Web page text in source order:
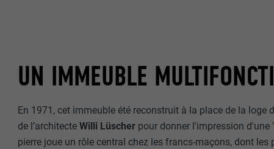
UN IMMEUBLE
En 1971, cet immeuble été reconstruit à la place de la loge
de l’architecteWilli Lüscher pour donner l'impression d'une
pierre joue un rôle central chez les francs-maçons, dont les